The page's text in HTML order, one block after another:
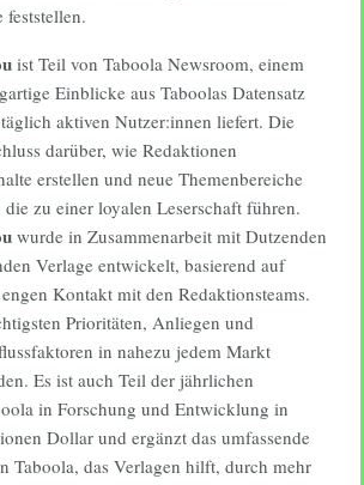
feststellen.
ist Teil von Taboola Newsroom, einem
Einblicke aus Taboolas Datensatz
aktiven Nutzer:innen liefert. Die
darüber, wie Redaktionen
erstellen und neue Themenbereiche
zu einer loyalen Leserschaft führen.
wurde in Zusammenarbeit mit Dutzenden
Verlage entwickelt, basierend auf
Kontakt mit den Redaktionsteams.
Prioritäten, Anliegen und
in nahezu jedem Markt
Es ist auch Teil der jährlichen
in Forschung und Entwicklung in
Dollar und ergänzt das umfassende
Taboola, das Verlagen hilft, durch mehr